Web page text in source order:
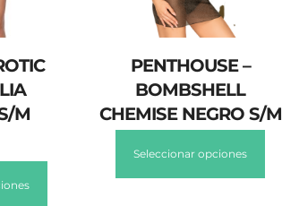
M
PENTHOUSE –
BOMBSHELL
CHEMISE NEGRO S/M
Seleccionar opciones